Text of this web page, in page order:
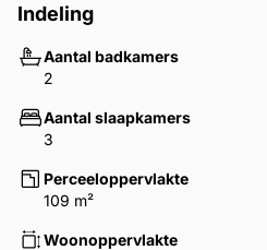
Indeling
Aantal badkamers
2
Aantal slaapkamers
3
Perceeloppervlakte
109 m²
Woonoppervlakte